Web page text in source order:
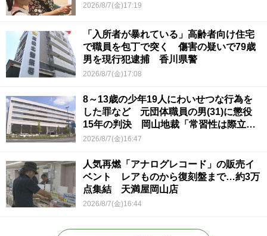
2026/8/7(金)17:19
「入所者が暴れている」高齢者向け住宅
で職員を包丁で突く 傷害の疑いで79歳
男を現行犯逮捕 香川県警
2026/8/7(金)17:08
8～13歳の少年19人にわいせつな行為を
した罪など 元団体職員の男(31)に懲役
15年の判決 岡山地裁「常習性は際立っ
ていて被害結果も非常に重い」
2026/8/7(金)16:47
人気再燃「アナログレコード」の販売イ
ベント レアものから復刻盤まで…約3万
点集結 天満屋岡山店
2026/8/7(金)16:44